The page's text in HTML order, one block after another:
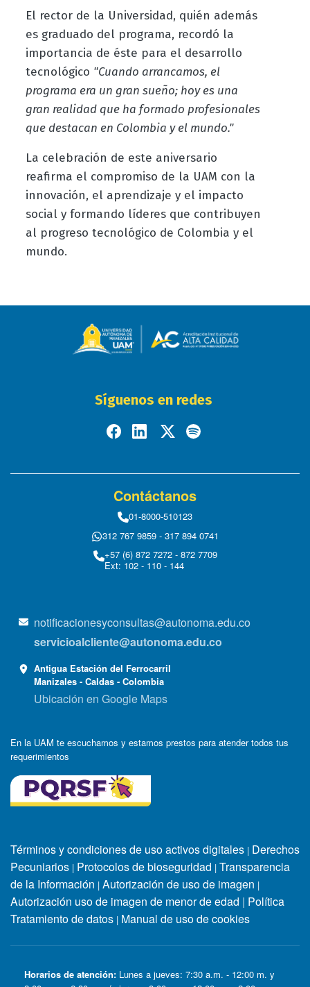
El rector de la Universidad, quién además
es graduado del programa, recordó la
importancia de éste para el desarrollo
tecnológico "Cuando arrancamos, el
programa era un gran sueño; hoy es una
gran realidad que ha formado profesionales
que destacan en Colombia y el mundo."
La celebración de este aniversario
reafirma el compromiso de la UAM con la
innovación, el aprendizaje y el impacto
social y formando líderes que contribuyen
al progreso tecnológico de Colombia y el
mundo.
Síguenos en redes
Contáctanos
01-8000-510123
312 767 9859 - 317 894 0741
+57 (6) 872 7272 - 872 7709
Ext: 102 - 110 - 144
notificacionesyconsultas@autonoma.edu.co
servicioalcliente@autonoma.edu.co
Antigua Estación del Ferrocarril
Manizales - Caldas - Colombia
Ubicación en Google Maps
En la UAM te escuchamos y estamos prestos para atender todos tus
requerimientos
Términos y condiciones de uso activos digitales | Derechos
Pecuniarios | Protocolos de bioseguridad | Transparencia
de la Información | Autorización de uso de imagen |
Autorización uso de imagen de menor de edad | Política
Tratamiento de datos | Manual de uso de cookies
Horarios de atención: Lunes a jueves: 7:30 a.m. - 12:00 m. y